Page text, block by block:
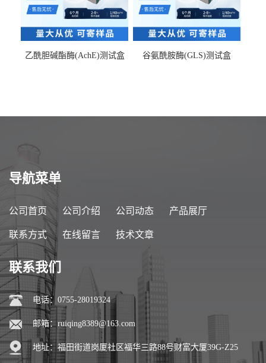
乙酰胆碱酯酶(AchE)测试盒 谷氨酰胺酶(GLS)测试盒
导航菜单
公司首页 公司介绍 公司动态 产品展厅
联系方式 在线留言 技术文章
联系我们
电话：0755-28019324
邮箱： ruiqing8389@163.com
地址：福田街道岗厦社区福华三路88号财富大厦39G-Z25